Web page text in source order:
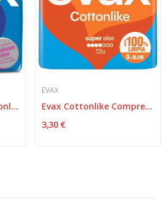
Compresas Evax Cottonlik Alas Sp 10
EVAX
Evax Cottonlike Compresa Con Alas Super 12uds
3,30 €